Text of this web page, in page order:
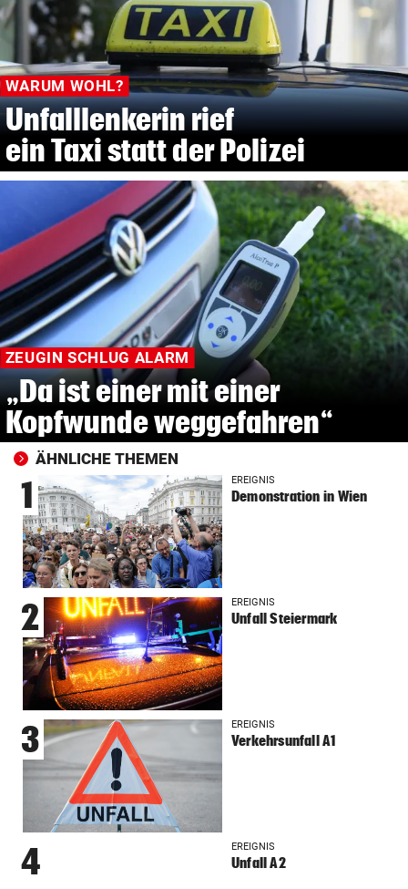
WARUM WOHL?
Unfalllenkerin rief
ein Taxi statt der Polizei
ZEUGIN SCHLUG ALARM
„Da ist einer mit einer
Kopfwunde weggefahren“
ÄHNLICHE THEMEN
1 EREIGNIS
Demonstration in Wien
2 EREIGNIS
Unfall Steiermark
3 EREIGNIS
Verkehrsunfall A1
4 EREIGNIS
Unfall A2